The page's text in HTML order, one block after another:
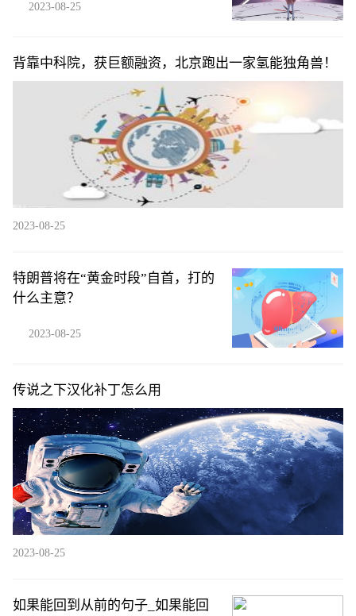
2023-08-25
背靠中科院，获巨额融资，北京跑出一家氢能独角兽！
2023-08-25
特朗普将在“黄金时段”自首，打的
什么主意？
2023-08-25
传说之下汉化补丁怎么用
2023-08-25
如果能回到从前的句子_如果能回